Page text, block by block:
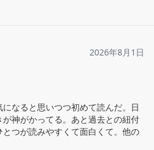
2026年8月1日
なると思いつつ初めて読んだ。日
神がかってる。あと過去との紐付
つが読みやすくて面白くて。他の